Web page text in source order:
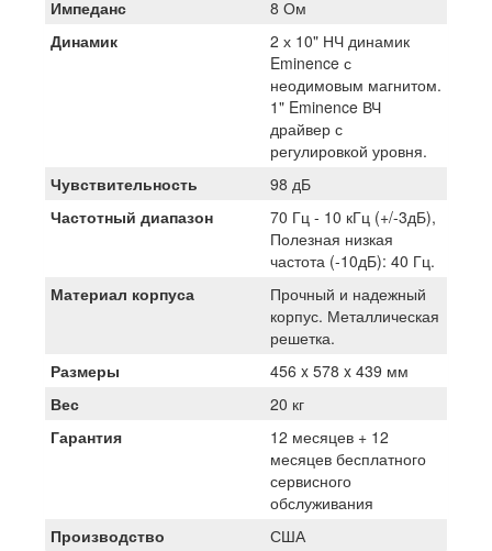
Импеданс
8 Ом
Динамик
2 х 10" НЧ динамик
Eminence с
неодимовым магнитом.
1" Eminence ВЧ
драйвер с
регулировкой уровня.
Чувствительность
98 дБ
Частотный диапазон
70 Гц - 10 кГц (+/-3дБ),
Полезная низкая
частота (-10дБ): 40 Гц.
Материал корпуса
Прочный и надежный
корпус. Металлическая
решетка.
Размеры
456 x 578 x 439 мм
Вес
20 кг
Гарантия
12 месяцев + 12
месяцев бесплатного
сервисного
обслуживания
Производство
США